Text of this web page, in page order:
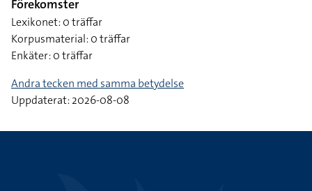
Förekomster
Lexikonet: 0 träffar
Korpusmaterial: 0 träffar
Enkäter: 0 träffar
Andra tecken med samma betydelse
Uppdaterat: 2026-08-08